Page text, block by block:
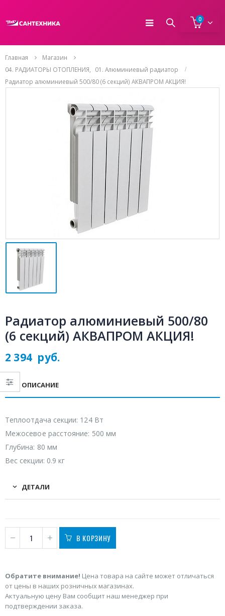
0
Главная
Магазин
04. РАДИАТОРЫ ОТОПЛЕНИЯ
01. Алюминиевый радиатор
Радиатор алюминиевый 500/80 (6 секций) АКВАПРОМ АКЦИЯ!
Радиатор алюминиевый 500/80
(6 секций) АКВАПРОМ АКЦИЯ!
2 394 руб.
ОПИСАНИЕ
Теплоотдача секции: 124 Вт
Межосевое расстояние: 500 мм
Глубина: 80 мм
Вес секции: 0.9 кг
ДЕТАЛИ
В КОРЗИНУ
Обратите внимание! Цена товара на сайте может отличаться
от цены в наших розничных магазинах.
Актуальную цену Вам сообщит наш менеджер при
подтверждении заказа.